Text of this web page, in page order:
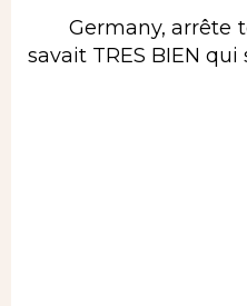
Germany, arrête
savait TRES BIEN qui